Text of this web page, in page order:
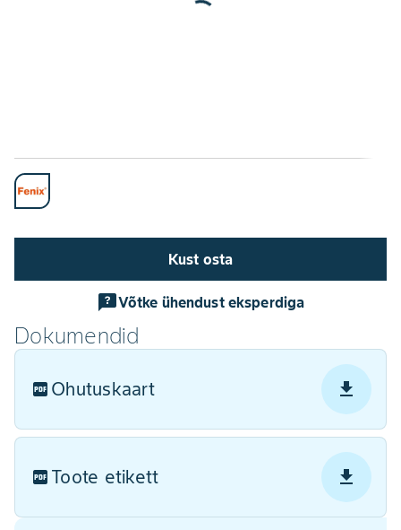
Kust osta
Võtke ühendust eksperdiga
Dokumendid
Ohutuskaart
Toote etikett